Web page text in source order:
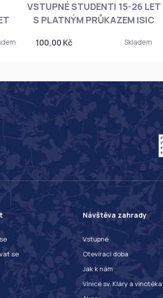
VSTUPNÉ STUDENTI 15-26 LET
S PLATNÝM PRŮKAZEM ISIC
100,00 Kč Skladem
se
Návštěva zahrady
Vstupné
Otevírací doba
Jak k nám
Vinice sv. Kláry a vinotéka